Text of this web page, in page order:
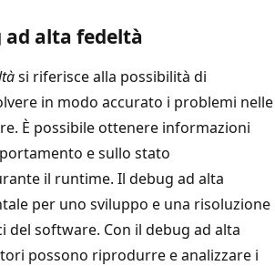
ad alta fedeltà
si riferisce alla possibilità di
in modo accurato i problemi nelle
È possibile ottenere informazioni
e sullo stato
il runtime. Il debug ad alta
per uno sviluppo e una risoluzione
del software. Con il debug ad alta
possono riprodurre e analizzare i